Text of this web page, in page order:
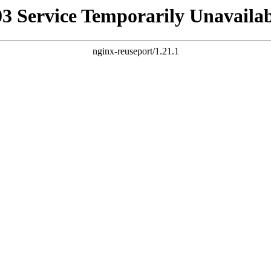
Service Temporarily
nginx-reuseport/1.21.1